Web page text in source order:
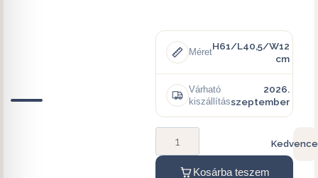
Méret
H61/L40,5/W12
cm
Várható
kiszállítás
2026.
szeptember
Kosárba teszem